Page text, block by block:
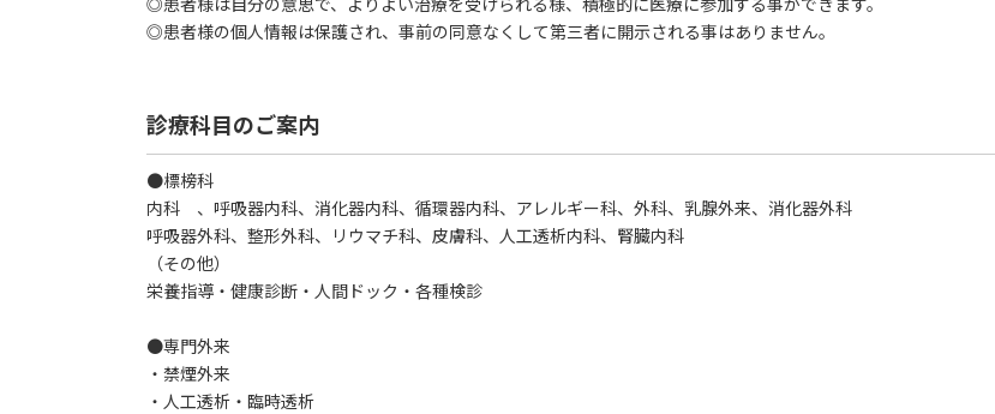
◎患者様の個人情報は保護され、事前の同意なくして第三者に開示される事はありません。
診療科目のご案内
●標榜科
内科 、呼吸器内科、消化器内科、循環器内科、アレルギー科、外科、乳腺外来、消化器外科
呼吸器外科、整形外科、リウマチ科、皮膚科、人工透析内科、腎臓内科
（その他）
栄養指導・健康診断・人間ドック・各種検診
●専門外来
・禁煙外来
・人工透析・臨時透析